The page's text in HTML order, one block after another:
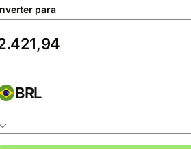
para
BRL